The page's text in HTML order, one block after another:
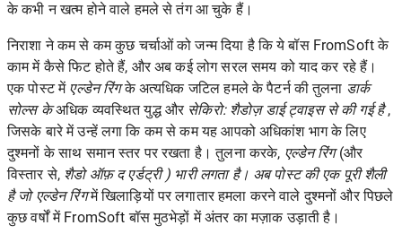
के कभी न खत्म होने वाले हमले से तंग आ चुके हैं।
निराशा ने कम से कम कुछ चर्चाओं को जन्म दिया है कि ये बॉस FromSoft के
काम में कैसे फिट होते हैं, और अब कई लोग सरल समय को याद कर रहे हैं।
एक पोस्ट में एल्डेन रिंगके अत्यधिक जटिल हमले के पैटर्न की तुलना डार्क
सोल्स केअधिक व्यवस्थित युद्ध और सेकिरो: शैडोज़ डाई ट्वाइस से की गई है,
जिसके बारे में उन्हें लगा कि कम से कम यह आपको अधिकांश भाग के लिए
दुश्मनों के साथ समान स्तर पर रखता है। तुलना करके, एल्डेन रिंग(और
विस्तार से, शैडो ऑफ़ द एर्डट्री ) भारी लगता है। अब पोस्ट की एक पूरी शैली
है जोएल्डेन रिंगमें खिलाड़ियों पर लगातार हमला करने वाले दुश्मनों और पिछले
कुछ वर्षों में FromSoft बॉस मुठभेड़ों में अंतर का मज़ाक उड़ाती है।